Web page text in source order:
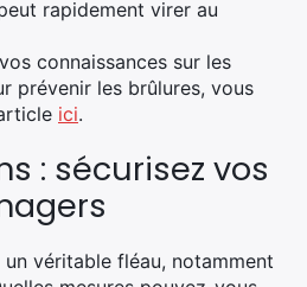
rapidement virer au
connaissances sur les
prévenir les brûlures, vous
ici.
: sécurisez vos
un véritable fléau, notamment